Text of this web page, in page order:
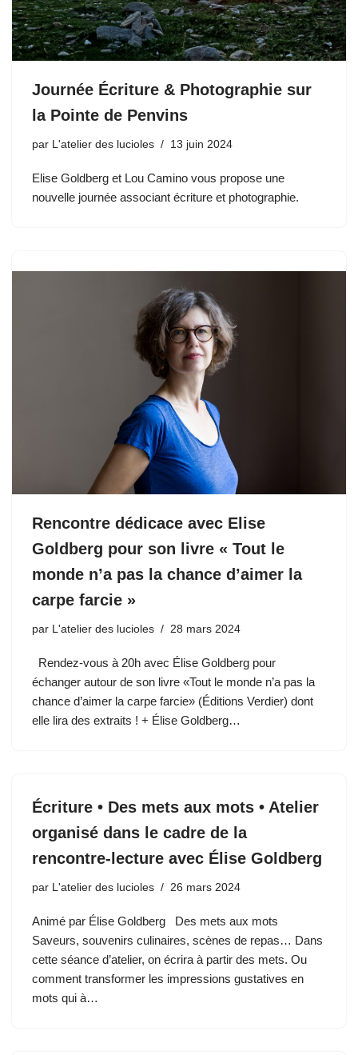
Journée Écriture & Photographie sur
la Pointe de Penvins
par L'atelier des lucioles 13 juin 2024
Elise Goldberg et Lou Camino vous propose une
nouvelle journée associant écriture et photographie.
Rencontre dédicace avec Elise
Goldberg pour son livre « Tout le
monde n’a pas la chance d’aimer la
carpe farcie »
par L'atelier des lucioles 28 mars 2024
Rendez-vous à 20h avec Élise Goldberg pour
échanger autour de son livre «Tout le monde n’a pas la
chance d’aimer la carpe farcie» (Éditions Verdier) dont
elle lira des extraits ! + Élise Goldberg…
Écriture • Des mets aux mots • Atelier
organisé dans le cadre de la
rencontre-lecture avec Élise Goldberg
par L'atelier des lucioles 26 mars 2024
Animé par Élise Goldberg Des mets aux mots
Saveurs, souvenirs culinaires, scènes de repas… Dans
cette séance d’atelier, on écrira à partir des mets. Ou
comment transformer les impressions gustatives en
mots qui à…